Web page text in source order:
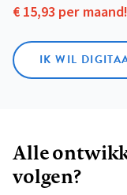
€ 15,93 per maand!
IK WIL
Alle
volgen?